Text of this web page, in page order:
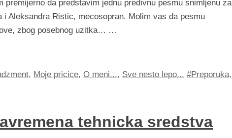
da predstavim jednu predivnu pesmu snimljenu za
Aleksandra Ristic, mecosopran. Molim vas da pesmu
zbog posebnog uzitka… …
, Moje pricice, O meni..., Sve nesto lepo... #Preporuka,
tehnicka sredstva